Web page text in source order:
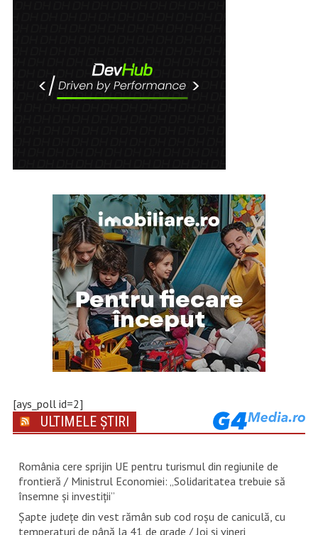
[ays_poll id=2]
ULTIMELE ȘTIRI
România cere sprijin UE pentru turismul din regiunile de
frontieră / Ministrul Economiei: „Solidaritatea trebuie să
însemne și investiții”
Șapte județe din vest rămân sub cod roșu de caniculă, cu
temperaturi de până la 41 de grade / Joi și vineri